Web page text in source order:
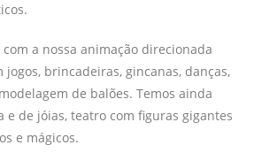
a nossa animação direcionada
jogos, brincadeiras, gincanas, danças,
de balões. Temos ainda
e de jóias, teatro com figuras gigantes
e mágicos.